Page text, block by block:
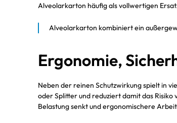
Alveolarkarton häufig als vollwertigen
Alveolarkarton kombiniert ein
Ergonomie,
Neben der reinen Schutzwirkung spielt in
oder Splitter und reduziert damit das
Belastung senkt und ergonomischere